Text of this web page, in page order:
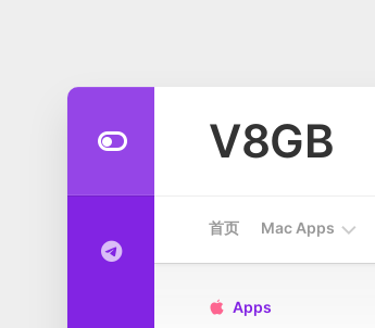
V8GB
首页 Mac Apps
 Apps